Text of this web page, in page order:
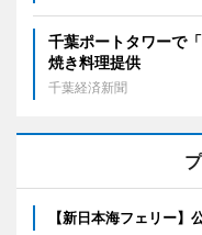
千葉ポートタワーで
焼き料理提供
千葉経済新聞
【新日本海フェリー】